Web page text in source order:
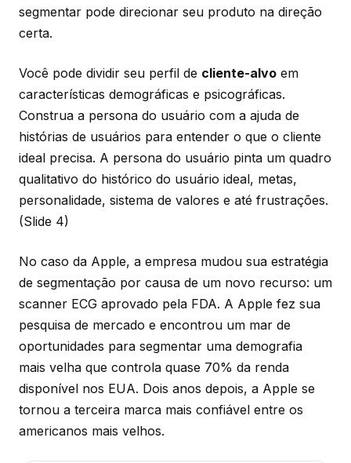
segmentar pode direcionar seu produto na direção
certa.
Você pode dividir seu perfil de cliente-alvo em
características demográficas e psicográficas.
Construa a persona do usuário com a ajuda de
histórias de usuários para entender o que o cliente
ideal precisa. A persona do usuário pinta um quadro
qualitativo do histórico do usuário ideal, metas,
personalidade, sistema de valores e até frustrações.
(Slide 4)
No caso da Apple, a empresa mudou sua estratégia
de segmentação por causa de um novo recurso: um
scanner ECG aprovado pela FDA. A Apple fez sua
pesquisa de mercado e encontrou um mar de
oportunidades para segmentar uma demografia
mais velha que controla quase 70% da renda
disponível nos EUA. Dois anos depois, a Apple se
tornou a terceira marca mais confiável entre os
americanos mais velhos.